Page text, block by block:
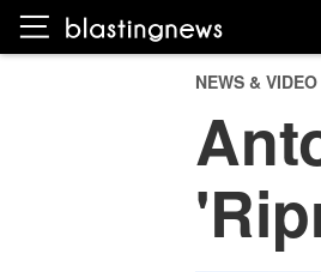
NEWS & VIDEO